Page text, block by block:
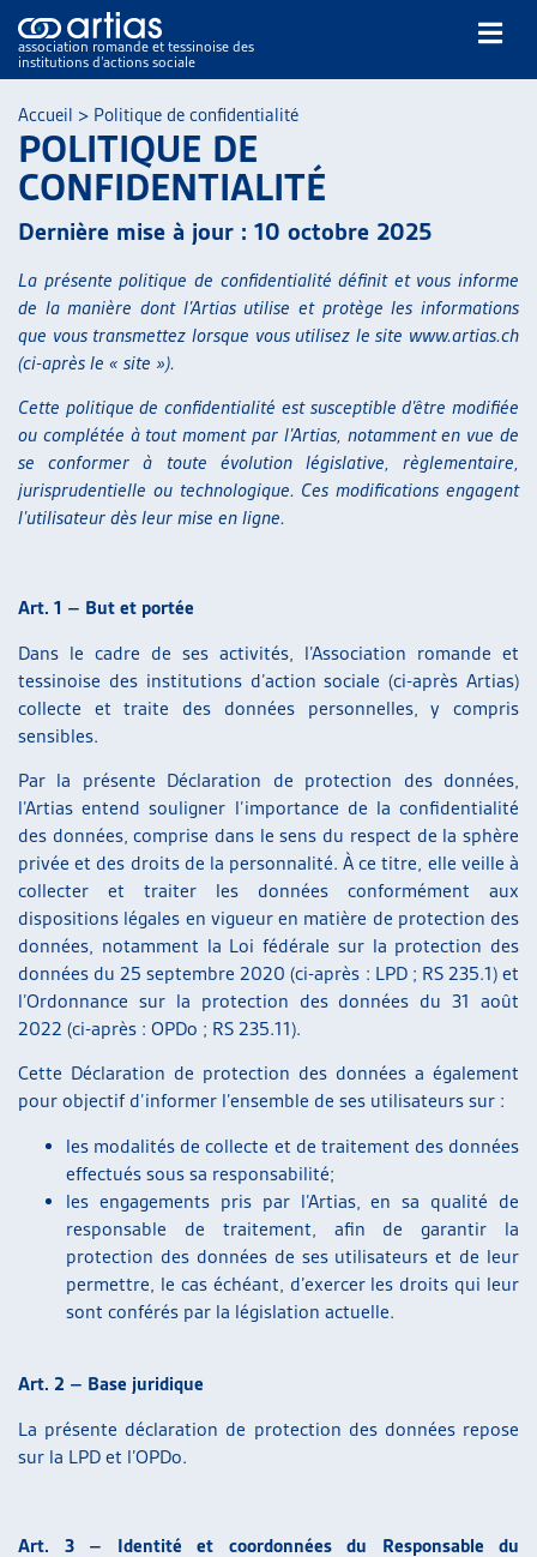
association romande et tessinoise des
institutions d’actions sociale
NOS PUBLICATIONS
ARTICLES
DOSSIERS DU MOIS
RESSOURCES
THÉMATIQUES
GUIDE SOCIAL ROMAND
AUTRES
PROJETS ET ACTIVITÉS
JOURNÉES D’AUTOMNE
Accueil > Politique de confidentialité
POLITIQUE DE
CONFIDENTIALITÉ
Dernière mise à jour : 10 octobre 2025
La présente politique de confidentialité définit et vous informe
de la manière dont l’Artias utilise et protège les informations
que vous transmettez lorsque vous utilisez le site www.artias.ch
(ci-après le « site »).
Cette politique de confidentialité est susceptible d’être modifiée
ou complétée à tout moment par l’Artias, notamment en vue de
se conformer à toute évolution législative, règlementaire,
jurisprudentielle ou technologique. Ces modifications engagent
l’utilisateur dès leur mise en ligne.
Art. 1 – But et portée
Dans le cadre de ses activités, l’Association romande et
tessinoise des institutions d’action sociale (ci-après Artias)
collecte et traite des données personnelles, y compris
sensibles.
Par la présente Déclaration de protection des données,
l’Artias entend souligner l’importance de la confidentialité
des données, comprise dans le sens du respect de la sphère
privée et des droits de la personnalité. À ce titre, elle veille à
collecter et traiter les données conformément aux
dispositions légales en vigueur en matière de protection des
données, notamment la Loi fédérale sur la protection des
données du 25 septembre 2020 (ci-après : LPD ; RS 235.1) et
l’Ordonnance sur la protection des données du 31 août
2022 (ci-après : OPDo ; RS 235.11).
Cette Déclaration de protection des données a également
pour objectif d’informer l’ensemble de ses utilisateurs sur :
les modalités de collecte et de traitement des données
effectués sous sa responsabilité;
les engagements pris par l’Artias, en sa qualité de
responsable de traitement, afin de garantir la
protection des données de ses utilisateurs et de leur
permettre, le cas échéant, d’exercer les droits qui leur
sont conférés par la législation actuelle.
Art. 2 – Base juridique
La présente déclaration de protection des données repose
sur la LPD et l’OPDo.
Art. 3 – Identité et coordonnées du Responsable du